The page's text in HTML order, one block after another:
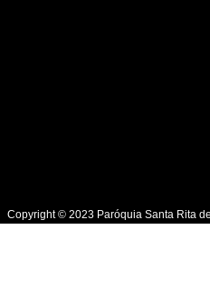
Copyright © 2023 Paróquia Santa Rita